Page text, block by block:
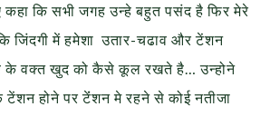
कहा कि सभी जगह उन्हे बहुत पसंद है फिर मेरे
जिंदगी में हमेशा उतार-चढाव और टेंशन
के वक्त खुद को कैसे कूल रखते है… उन्होने
टेंशन होने पर टेंंशन मे रहने से कोई नतीजा